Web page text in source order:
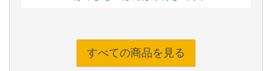
すべての商品を見る